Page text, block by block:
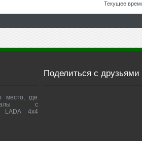
Текущее
где
с
LADA 4x4
Поделиться с друзьями